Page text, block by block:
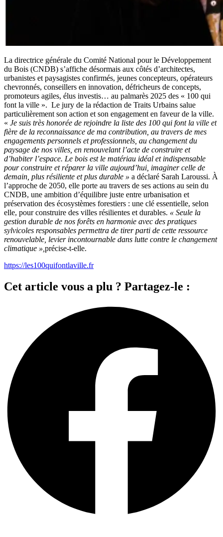
La directrice générale du Comité National pour le Développement
du Bois (CNDB) s’affiche désormais aux côtés d’architectes,
urbanistes et paysagistes confirmés, jeunes concepteurs, opérateurs
chevronnés, conseillers en innovation, défricheurs de concepts,
promoteurs agiles, élus investis… au palmarès 2025 des « 100 qui
font la ville ». Le jury de la rédaction de Traits Urbains salue
particulièrement son action et son engagement en faveur de la ville.
« Je suis très honorée de rejoindre la liste des 100 qui font la ville et
fière de la reconnaissance de ma contribution, au travers de mes
engagements personnels et professionnels, au changement du
paysage de nos villes, en renouvelant l’acte de construire et
d’habiter l’espace. Le bois est le matériau idéal et indispensable
pour construire et réparer la ville aujourd’hui, imaginer celle de
demain, plus résiliente et plus durable » a déclaré Sarah Laroussi. À
l’approche de 2050, elle porte au travers de ses actions au sein du
CNDB, une ambition d’équilibre juste entre urbanisation et
préservation des écosystèmes forestiers : une clé essentielle, selon
elle, pour construire des villes résilientes et durables. « Seule la
gestion durable de nos forêts en harmonie avec des pratiques
sylvicoles responsables permettra de tirer parti de cette ressource
renouvelable, levier incontournable dans lutte contre le changement
climatique »,précise-t-elle.
https://les100quifontlaville.fr
Cet article vous a plu ? Partagez-le :